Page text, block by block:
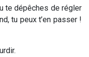
te dépêches de régler
tu peux t’en passer !